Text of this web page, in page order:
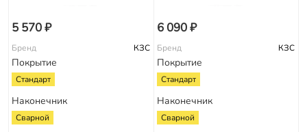
5 570 ₽
Бренд КЗС
Покрытие
Стандарт
Наконечник
Сварной
6 090 ₽
Бренд КЗС
Покрытие
Стандарт
Наконечник
Сварной